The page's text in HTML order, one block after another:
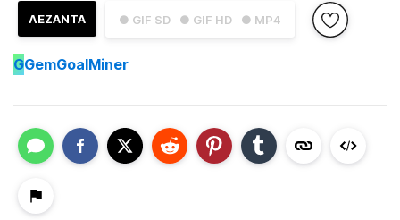
● GIF SD ● GIF HD ● MP4
ΛΕΖΑΝΤΑ
GGemGoalMiner